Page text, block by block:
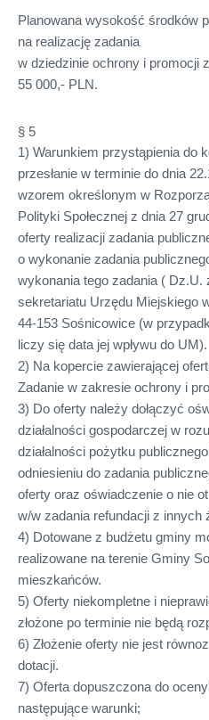
Planowana wysokość środków
na realizację zadania
w dziedzinie ochrony i promocji
55 000,- PLN.
§ 5
1) Warunkiem przystąpienia do
przesłanie w terminie do dnia
wzorem określonym w
Polityki Społecznej z dnia 27
oferty realizacji zadania
o wykonanie zadania
wykonania tego zadania ( Dz.U.
sekretariatu Urzędu Miejskiego
44-153 Sośnicowice (w
liczy się data jej wpływu do UM).
2) Na kopercie zawierającej
Zadanie w zakresie ochrony i
3) Do oferty należy dołączyć
działalności gospodarczej w
działalności pożytku
odniesieniu do zadania
oferty oraz oświadczenie o nie
w/w zadania refundacji z innych
4) Dotowane z budżetu gminy
realizowane na terenie Gminy
mieszkańców.
5) Oferty niekompletne i
złożone po terminie nie będą
6) Złożenie oferty nie jest
dotacji.
7) Oferta dopuszczona do
następujące warunki;